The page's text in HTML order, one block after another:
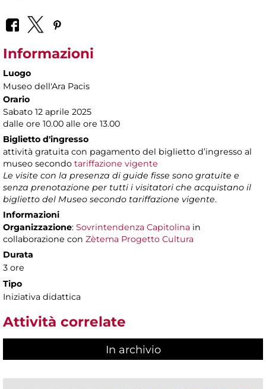
Informazioni
Luogo
Museo dell'Ara Pacis
Orario
Sabato 12 aprile 2025
dalle ore 10.00 alle ore 13.00
Biglietto d'ingresso
attività gratuita con pagamento del biglietto d’ingresso al
museo secondo tariffazione vigente
Le visite con la presenza di guide fisse sono gratuite e
senza prenotazione per tutti i visitatori che acquistano il
biglietto del Museo secondo tariffazione vigente.
Informazioni
Organizzazione: Sovrintendenza Capitolina in
collaborazione con Zètema Progetto Cultura
Durata
3 ore
Tipo
Iniziativa didattica
Attività correlate
In archivio